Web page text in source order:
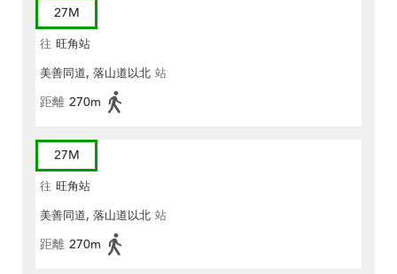
27M
往 旺角站
美善同道, 落山道以北 站
距離 270m
27M
往 旺角站
美善同道, 落山道以北 站
距離 270m